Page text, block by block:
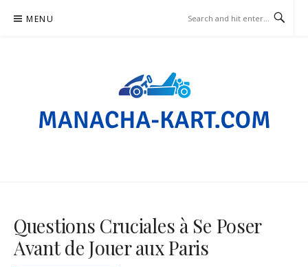
MENU
Questions Cruciales à Se Poser
Avant de Jouer aux Paris